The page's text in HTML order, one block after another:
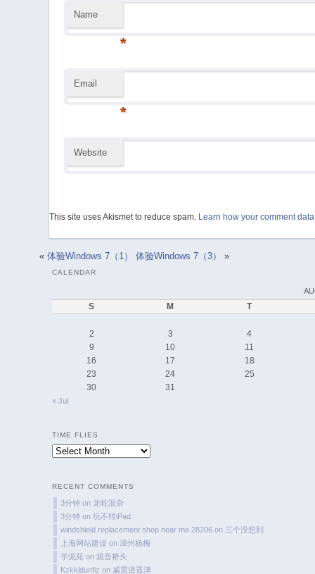
Name
*
Email
*
Website
This site uses Akismet to reduce spam. Learn how your comment
« 体验Windows 7（1） 体验Windows 7（3） »
CALENDAR
S M T
2 3
4
9
10
11
16
17
18
23
24
25
30
31
« Jul
TIME FLIES
Time
RECENT COMMENTS
3分钟 on 龙蛇混杂
3分钟 on玩不转iPad
windshield replacement shop near me 28206 on 三个没想到
上海网站建设 on漳州杨梅
芋泥苑 on 观音桥头
Kzkkldunfiz on 威震逍遥津